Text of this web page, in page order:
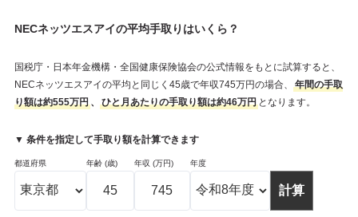
NECネッツエスアイの平均手取りはいくら？
国税庁・日本年金機構・全国健康保険協会の公式情報をもとに試算すると、
NECネッツエスアイの平均と同じく45歳で年収745万円の場合、
年間の手取
り額は約555万円、 ひと月あたりの手取り額は約46万円となります。
▼ 条件を指定して手取り額を計算できます
都道府県 年齢 (歳) 年収 (万円) 年度